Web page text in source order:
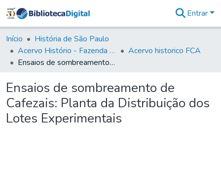
&
Coleções
Tudo na
Biblioteca
Estatísticas
Entrar
Início
História de São Paulo
Acervo Histório - Fazenda Lageado
Acervo historico FCA
Ensaios de sombreamento de Cafezais: Planta da Distribuição dos Lotes Experimentais
Ensaios de sombreamento de
Cafezais: Planta da Distribuição dos
Lotes Experimentais